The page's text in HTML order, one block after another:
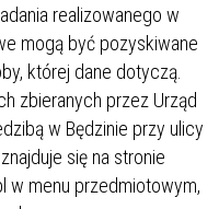
realizowanego w
mogą być pozyskiwane
której dane dotyczą.
zbieranych przez Urząd
w Będzinie przy ulicy
się na stronie
w menu przedmiotowym,